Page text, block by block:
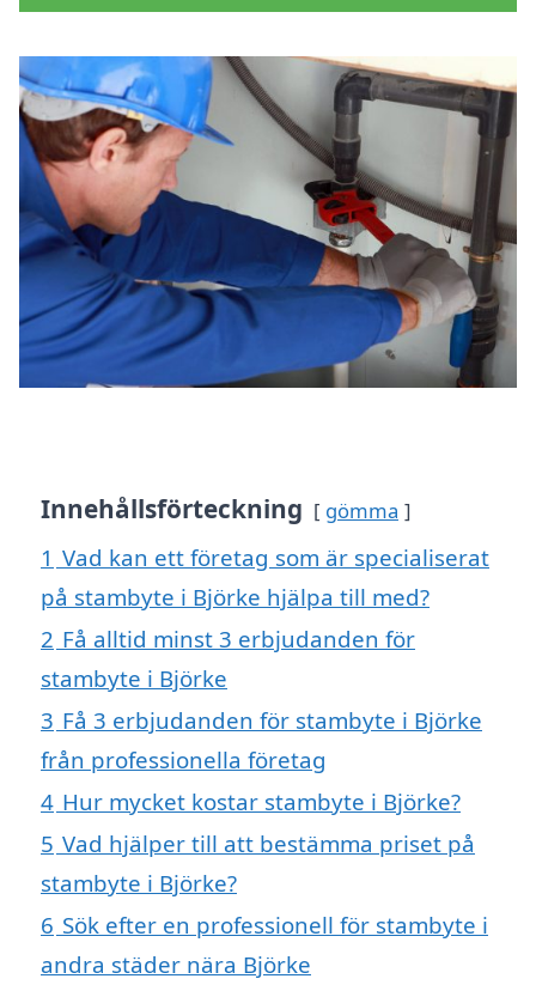
Innehållsförteckning gömma
1 Vad kan ett företag som är specialiserat
på stambyte i Björke hjälpa till med?
2 Få alltid minst 3 erbjudanden för
stambyte i Björke
3 Få 3 erbjudanden för stambyte i Björke
från professionella företag
4 Hur mycket kostar stambyte i Björke?
5 Vad hjälper till att bestämma priset på
stambyte i Björke?
6 Sök efter en professionell för stambyte i
andra städer nära Björke